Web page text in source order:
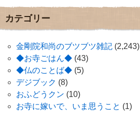
カテゴリー
金剛院和尚のブツブツ雑記 (2,243)
◆お寺ごはん◆ (43)
◆仏のことば◆ (5)
デジブック (8)
おふどうクン (10)
お寺に嫁いで、いま思うこと (1)